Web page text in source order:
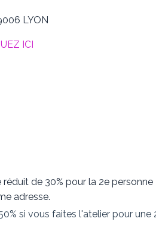
LYON
ICI
de 30% pour la 2e personne
adresse.
si vous faites l'atelier pour une